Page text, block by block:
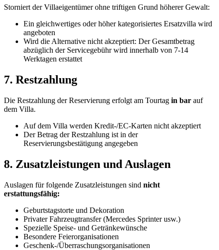
Storniert der Villaeigentümer ohne triftigen Grund höherer Gewalt:
Ein gleichwertiges oder höher kategorisiertes Ersatzvilla wird
angeboten
Wird die Alternative nicht akzeptiert: Der Gesamtbetrag
abzüglich der Servicegebühr wird innerhalb von 7-14
Werktagen erstattet
7. Restzahlung
Die Restzahlung der Reservierung erfolgt am Tourtag in bar auf
dem Villa.
Auf dem Villa werden Kredit-/EC-Karten nicht akzeptiert
Der Betrag der Restzahlung ist in der
Reservierungsbestätigung angegeben
8. Zusatzleistungen und Auslagen
Auslagen für folgende Zusatzleistungen sind nicht
erstattungsfähig:
Geburtstagstorte und Dekoration
Privater Fahrzeugtransfer (Mercedes Sprinter usw.)
Spezielle Speise- und Getränkewünsche
Besondere Feierorganisationen
Geschenk-/Überraschungsorganisationen